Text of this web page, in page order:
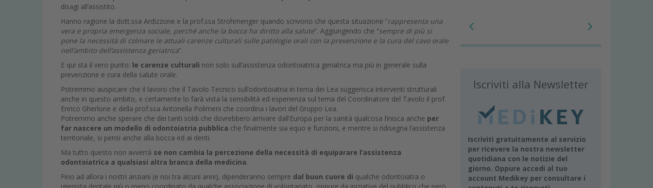
disagi all’assistito.
Hanno ragione la dott.ssa Ardizzone e la prof.ssa Strohmenger quando scrivono che questa situazione “rappresenta una
vera e propria emergenza sociale, perché anche la bocca ha diritto alla salute”. Aggiungendo che “sempre di più si
pone la necessità di colmare le attuali carenze culturali sulle patologie orali con la prevenzione e la cura del cavo orale
nell’ambito dell’assistenza geriatrica”.
E qui sta il vero punto: le carenze culturali non solo sull’assistenza odontoiatrica geriatrica ma più in generale sulla
prevenzione e cura della salute orale.
Potremmo auspicare che il lavoro che il Tavolo Tecnico sull’odontoiatria in tema dei Lea suggerisca interventi strutturali
anche in questo ambito, e certamente lo farà vista la sensibilità ed esperienza sul tema del Coordinatore del Tavolo il prof.
Enrico Gherlone e della prof.ssa Antonella Polimeni che coordina i lavori del Gruppo Lea.
Potremmo anche sperare che dei tanti soldi che dovrebbero arrivare dall’Europa per la sanità qualcosa finisca anche per
far nascere un modello di odontoiatria pubblica che finalmente sia equo e funzioni, e mentre si ridisegna l’assistenza
territoriale, si pensi anche alla bocca ed ai denti.
Ma tutto questo non avverrà se non cambia la percezione della necessità di equiparare l’assistenza
odontoiatrica a qualsiasi altra branca della medicina.
Fino ad allora i nostri anziani (e noi tra alcuni anni), dipenderanno sempre dal buon cuore di qualche odontoiatra o
Iscriviti alla Newsletter
Iscriviti gratuitamente al servizio
per ricevere la nostra newsletter
quotidiana con le notizie del
giorno. Oppure accedi al tuo
account Medikey per consultare i